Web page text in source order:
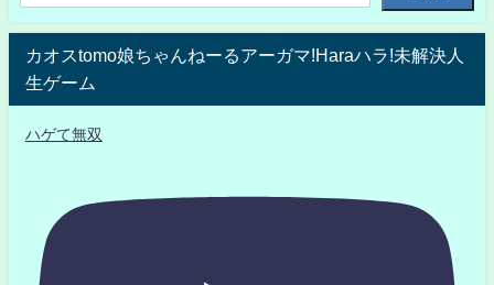
カオスtomo娘ちゃんねーるアーガマ!Haraハラ!未解決人
生ゲーム
ハゲて無双